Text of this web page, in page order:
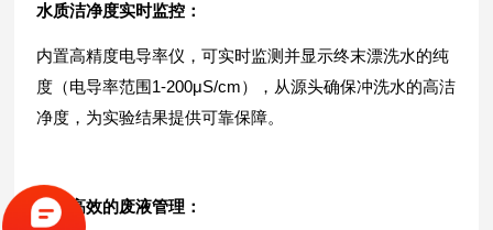
水质洁净度实时监控 ：
内置高精度电导率仪，可实时监测并显示终末漂洗水的纯
度（电导率范围1-200μS/cm），从源头确保冲洗水的高洁
净度，为实验结果提供可靠保障。
智能高效的废液管理 ：